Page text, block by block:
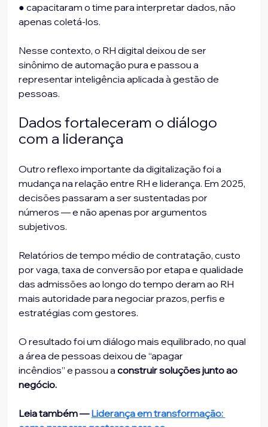
● capacitaram o time para interpretar dados, não
apenas coletá-los.
Nesse contexto, o RH digital deixou de ser
sinônimo de automação pura e passou a
representar inteligência aplicada à gestão de
pessoas.
Dados fortaleceram o diálogo
com a liderança
Outro reflexo importante da digitalização foi a
mudança na relação entre RH e liderança. Em 2025,
decisões passaram a ser sustentadas por
números — e não apenas por argumentos
subjetivos.
Relatórios de tempo médio de contratação, custo
por vaga, taxa de conversão por etapa e qualidade
das admissões ao longo do tempo deram ao RH
mais autoridade para negociar prazos, perfis e
estratégias com gestores.
O resultado foi um diálogo mais equilibrado, no qual
a área de pessoas deixou de “apagar
incêndios” e passou a construir soluções junto ao
negócio.
Leia também — Liderança em transformação: